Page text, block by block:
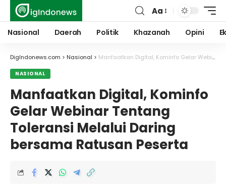
Font
Resizer
Aa
Nasional Daerah Politik Khazanah Opini
DigIndonews.com > Nasional > Manfaatkan Digital, Kominfo Gelar Webinar Tentang Toleransi Melalui Daring bersama Ratusan Peserta
NASIONAL
Manfaatkan Digital, Kominfo
Gelar Webinar Tentang
Toleransi Melalui Daring
bersama Ratusan Peserta